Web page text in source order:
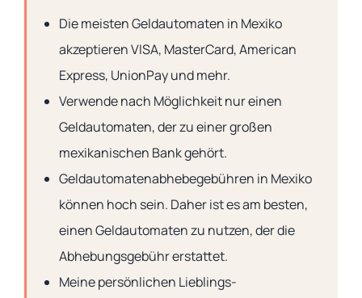
Die meisten Geldautomaten in Mexiko
akzeptieren VISA, MasterCard, American
Express, UnionPay und mehr.
Verwende nach Möglichkeit nur einen
Geldautomaten, der zu einer großen
mexikanischen Bank gehört.
Geldautomatenabhebegebühren in Mexiko
können hoch sein. Daher ist es am besten,
einen Geldautomaten zu nutzen, der die
Abhebungsgebühr erstattet.
Meine persönlichen Lieblings-